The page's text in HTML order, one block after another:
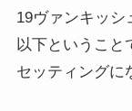
19ヴァンキッシ
以下ということ
セッティングに